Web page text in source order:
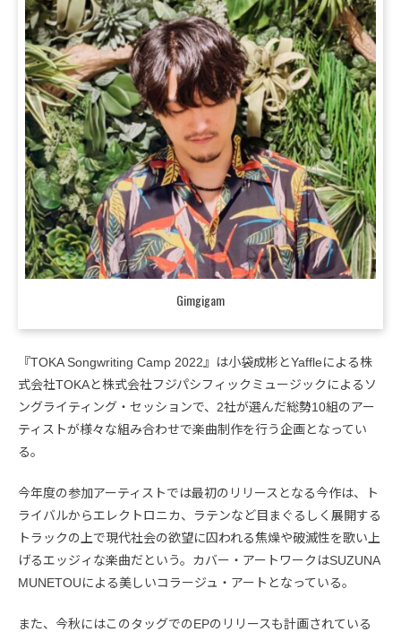
Gimgigam
『TOKA Songwriting Camp 2022』は小袋成彬とYaffleによる株
式会社TOKAと株式会社フジパシフィックミュージックによるソ
ングライティング・セッションで、2社が選んだ総勢10組のアー
ティストが様々な組み合わせで楽曲制作を行う企画となってい
る。
今年度の参加アーティストでは最初のリリースとなる今作は、ト
ライバルからエレクトロニカ、ラテンなど目まぐるしく展開する
トラックの上で現代社会の欲望に囚われる焦燥や破滅性を歌い上
げるエッジィな楽曲だという。カバー・アートワークはSUZUNA
MUNETOUによる美しいコラージュ・アートとなっている。
また、今秋にはこのタッグでのEPのリリースも計画されている